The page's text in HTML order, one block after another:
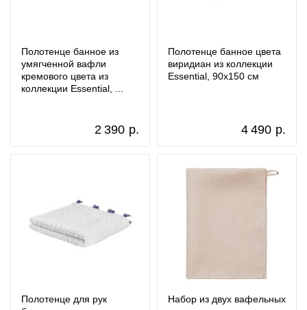
Полотенце банное из
умягченной вафли
кремового цвета из
коллекции Essential, ...
2 390 р.
Полотенце банное цвета
виридиан из коллекции
Essential, 90х150 см
4 490 р.
Полотенце для рук
Набор из двух вафельных